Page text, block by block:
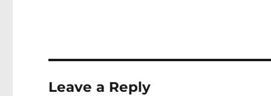
Leave a Reply